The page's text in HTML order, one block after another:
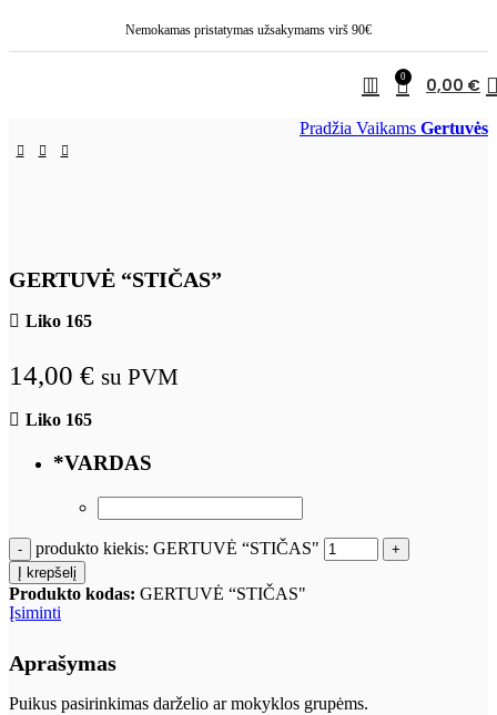
Nemokamas pristatymas užsakymams virš 90€
0 0,00 €
Pradžia Vaikams Gertuvės
GERTUVĖ “STIČAS”
Liko 165
14,00 € su PVM
Liko 165
*VARDAS
produkto kiekis: GERTUVĖ “STIČAS"
Į krepšelį
Produkto kodas: GERTUVĖ “STIČAS"
Įsiminti
Aprašymas
Puikus pasirinkimas darželio ar mokyklos grupėms.